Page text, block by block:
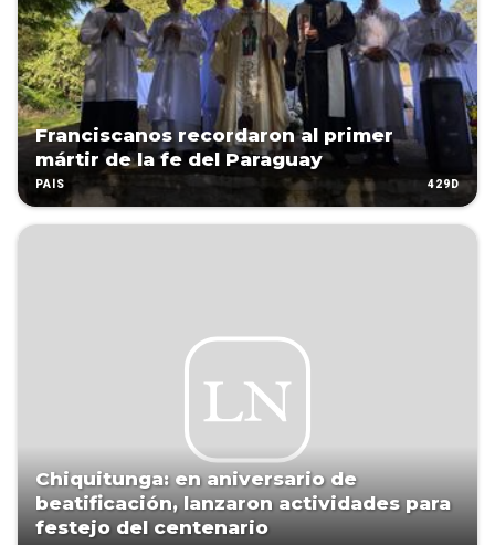
Franciscanos recordaron al primer
mártir de la fe del Paraguay
PAÍS 429D
Chiquitunga: en aniversario de
beatificación, lanzaron actividades para
festejo del centenario